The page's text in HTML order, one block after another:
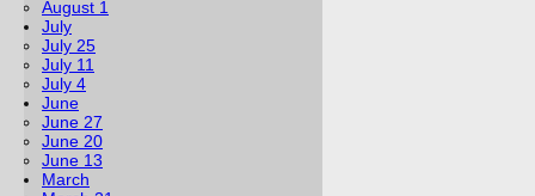
August 1
July
July 25
July 11
July 4
June
June 27
June 20
June 13
March